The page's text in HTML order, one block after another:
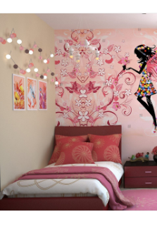
ッ
プ